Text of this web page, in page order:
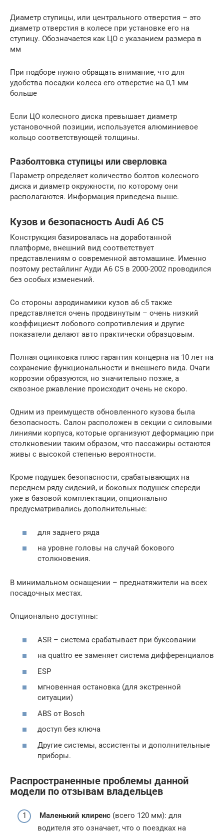
Диаметр ступицы, или центрального отверстия – это
диаметр отверстия в колесе при установке его на
ступицу. Обозначается как ЦО с указанием размера в
мм
При подборе нужно обращать внимание, что для
удобства посадки колеса его отверстие на 0,1 мм
больше
Если ЦО колесного диска превышает диаметр
установочной позиции, используется алюминиевое
кольцо соответствующей толщины.
Разболтовка ступицы или сверловка
Параметр определяет количество болтов колесного
диска и диаметр окружности, по которому они
располагаются. Информация приведена выше.
Кузов и безопасность Audi A6 C5
Конструкция базировалась на доработанной
платформе, внешний вид соответствует
представлениям о современной автомашине. Именно
поэтому рестайлинг Ауди А6 С5 в 2000-2002 проводился
без особых изменений.
Со стороны аэродинамики кузов а6 с5 также
представляется очень продвинутым – очень низкий
коэффициент лобового сопротивления и другие
показатели делают авто практически образцовым.
Полная оцинковка плюс гарантия концерна на 10 лет на
сохранение функциональности и внешнего вида. Очаги
коррозии образуются, но значительно позже, а
сквозное ржавление происходит очень не скоро.
Одним из преимуществ обновленного кузова была
безопасность. Салон расположен в секции с силовыми
линиями корпуса, которые организуют деформацию при
столкновении таким образом, что пассажиры остаются
живы с высокой степенью вероятности.
Кроме подушек безопасности, срабатывающих на
переднем ряду сидений, и боковых подушек спереди
уже в базовой комплектации, опционально
предусматривались дополнительные:
для заднего ряда
на уровне головы на случай бокового
столкновения.
В минимальном оснащении – преднатяжители на всех
посадочных местах.
Опционально доступны:
ASR – система срабатывает при буксовании
на quattro ее заменяет система дифференциалов
ESP
мгновенная остановка (для экстренной
ситуации)
ABS от Bosch
доступ без ключа
Другие системы, ассистенты и дополнительные
приборы.
Распространенные проблемы данной
модели по отзывам владельцев
Маленький клиренс (всего 120 мм): для
водителя это означает, что о поездках на